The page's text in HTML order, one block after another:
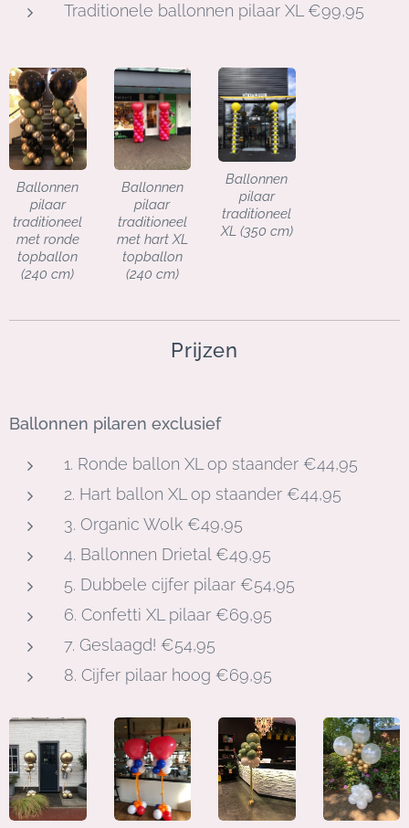
Traditionele ballonnen pilaar XL €99,95
Ballonnen
pilaar
traditioneel
met ronde
topballon
(240 cm)
Ballonnen
pilaar
traditioneel
met hart XL
topballon
(240 cm)
Ballonnen
pilaar
traditioneel
XL (350 cm)
Prijzen
Ballonnen pilaren exclusief
1. Ronde ballon XL op staander €44,95
2. Hart ballon XL op staander €44,95
3. Organic Wolk €49,95
4. Ballonnen Drietal €49,95
5. Dubbele cijfer pilaar €54,95
6. Confetti XL pilaar €69,95
7. Geslaagd! €54,95
8. Cijfer pilaar hoog €69,95